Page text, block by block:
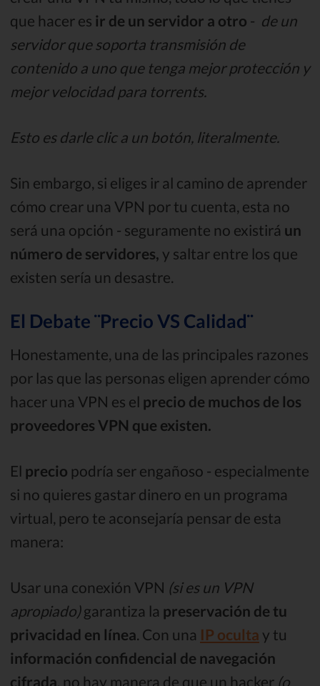
que hacer es ir de un servidor a otro - de un
servidor que soporta transmisión de
contenido a uno que tenga mejor protección y
mejor velocidad para torrents.
Esto es darle clic a un botón, literalmente.
Sin embargo, si eliges ir al camino de aprender
cómo crear una VPN por tu cuenta, esta no
será una opción - seguramente no existirá un
número de servidores, y saltar entre los que
existen sería un desastre.
El Debate ¨Precio VS Calidad¨
Honestamente, una de las principales razones
por las que las personas eligen aprender cómo
hacer una VPN es el precio de muchos de los
proveedores VPN que existen.
El precio podría ser engañoso - especialmente
si no quieres gastar dinero en un programa
virtual, pero te aconsejaría pensar de esta
manera:
Usar una conexión VPN (si es un VPN
apropiado)garantiza la preservación de tu
privacidad en línea. Con una IP oculta y tu
información confidencial de navegación
cifrada, no hay manera de que un hacker (o